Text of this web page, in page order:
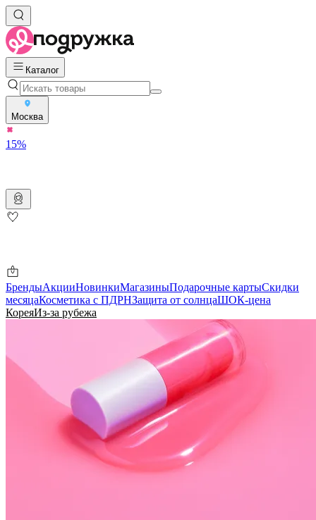
Каталог
Москва
15%
БрендыАкцииНовинкиМагазиныПодарочные картыСкидки
месяцаКосметика с ПДРНЗащита от солнцаШОК-цена
КореяИз-за рубежа